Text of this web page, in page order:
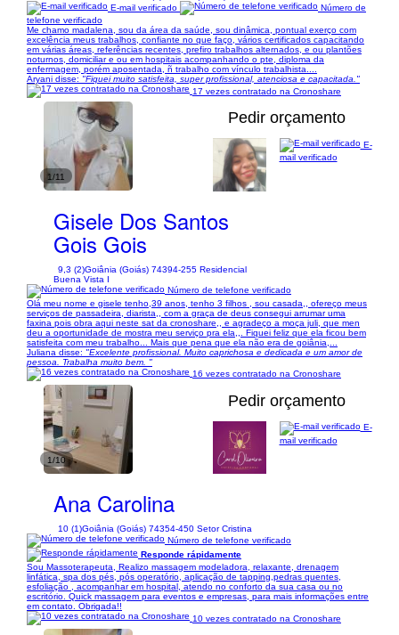
E-mail verificado
Número de
telefone verificado
Me chamo madalena, sou da área da saúde, sou dinâmica, pontual exerço com
excelência meus trabalhos, confiante no que faço, vários certificados capacitando
em várias áreas, referências recentes, prefiro trabalhos alternados, e ou plantões
noturnos, domiciliar e ou em hospitais acompanhando o pte, diploma da
enfermagem, porém aposentada, ñ trabalho com vínculo trabalhista....
Aryani disse: "Fiquei muito satisfeita, super profissional, atenciosa e capacitada."
17 vezes contratado na Cronoshare
1/11
Pedir orçamento
Gisele Dos Santos
Gois Gois
9,3 (2)Goiânia (Goiás) 74394-255 Residencial
Buena Vista I
E-
mail verificado
Número de telefone verificado
Olá meu nome e gisele tenho,39 anos, tenho 3 filhos , sou casada,, ofereço meus
serviços de passadeira, diarista,, com a graça de deus consegui arrumar uma
faxina pois obra aqui neste sat da cronoshare,, e agradeço a moça juli, que men
deu a oportunidade de mostra meu serviço pra ela,,. Fiquei feliz que ela ficou bem
satisfeita com meu trabalho... Mais que pena que ela não era de goiânia,...
Juliana disse: "Excelente profissional. Muito caprichosa e dedicada e um amor de
pessoa. Trabalha muito bem. "
16 vezes contratado na Cronoshare
1/10
Pedir orçamento
Ana Carolina
10 (1)Goiânia (Goiás) 74354-450 Setor Cristina
E-
mail verificado
Número de telefone verificado
Responde rápidamente
Sou Massoterapeuta, Realizo massagem modeladora, relaxante, drenagem
linfática, spa dos pés, pós operatório, aplicação de tapping,pedras quentes,
esfoliação , acompanhar em hospital, atendo no conforto da sua casa ou no
escritório. Quick massagem para eventos e empresas, para mais informações entre
em contato. Obrigada!!
10 vezes contratado na Cronoshare